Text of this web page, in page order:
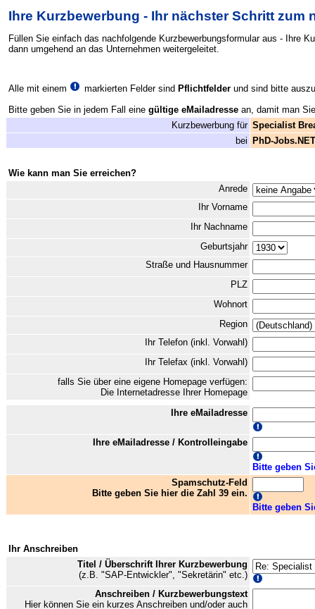
Ihre Kurzbewerbung - Ihr nächster Schritt zum
Füllen Sie einfach das nachfolgende Kurzbewerbungsformular aus - Ihre
dann umgehend an das Unternehmen weitergeleitet.
Alle mit einem markierten Felder sind Pflichtfelder und sind bitte
Bitte geben Sie in jedem Fall eine gültige eMailadresse an, damit man
Kurzbewerbung für Specialist
bei
PhD-Jobs.NET
Wie kann man Sie erreichen?
Anrede
Ihr Vorname
Ihr Nachname
Geburtsjahr
Straße und Hausnummer
PLZ
Wohnort
Region
Ihr Telefon (inkl. Vorwahl)
Ihr Telefax (inkl. Vorwahl)
falls Sie über eine eigene Homepage verfügen:
Die Internetadresse Ihrer Homepage
Ihre eMailadresse
Ihre eMailadresse / Kontrolleingabe
Bitte geben
Spamschutz-Feld
Bitte geben Sie hier die Zahl 39 ein.
Bitte geben
Ihr Anschreiben
Titel / Überschrift Ihrer Kurzbewerbung
(z.B. "SAP-Entwickler", "Sekretärin" etc.)
Anschreiben / Kurzbewerbungstext
Hier können Sie ein kurzes Anschreiben und/oder auch